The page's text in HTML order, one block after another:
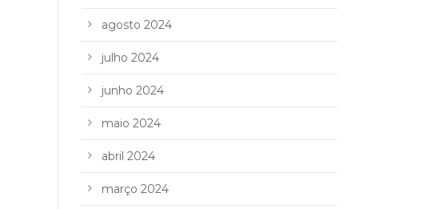
agosto 2024
julho 2024
junho 2024
maio 2024
abril 2024
março 2024